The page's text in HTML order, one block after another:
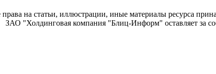
права на статьи, иллюстрации, иные материалы ресурса
ЗАО "Холдинговая компания "Блиц-Информ" оставляет за